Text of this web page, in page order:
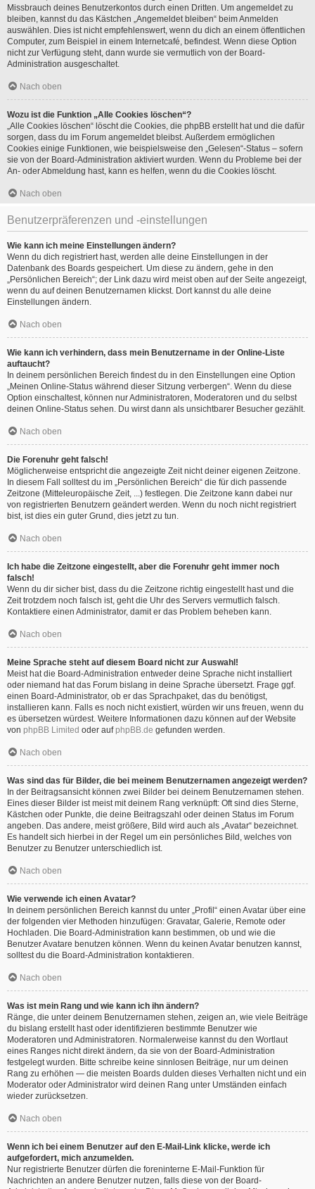
Missbrauch deines Benutzerkontos durch einen Dritten. Um angemeldet zu
bleiben, kannst du das Kästchen „Angemeldet bleiben“ beim Anmelden
auswählen. Dies ist nicht empfehlenswert, wenn du dich an einem öffentlichen
Computer, zum Beispiel in einem Internetcafé, befindest. Wenn diese Option
nicht zur Verfügung steht, dann wurde sie vermutlich von der Board-
Administration ausgeschaltet.
Nach oben
Wozu ist die Funktion „Alle Cookies löschen“?
„Alle Cookies löschen“ löscht die Cookies, die phpBB erstellt hat und die dafür
sorgen, dass du im Forum angemeldet bleibst. Außerdem ermöglichen
Cookies einige Funktionen, wie beispielsweise den „Gelesen“-Status – sofern
sie von der Board-Administration aktiviert wurden. Wenn du Probleme bei der
An- oder Abmeldung hast, kann es helfen, wenn du die Cookies löscht.
Nach oben
Benutzerpräferenzen und -einstellungen
Wie kann ich meine Einstellungen ändern?
Wenn du dich registriert hast, werden alle deine Einstellungen in der
Datenbank des Boards gespeichert. Um diese zu ändern, gehe in den
„Persönlichen Bereich“; der Link dazu wird meist oben auf der Seite angezeigt,
wenn du auf deinen Benutzernamen klickst. Dort kannst du alle deine
Einstellungen ändern.
Nach oben
Wie kann ich verhindern, dass mein Benutzername in der Online-Liste
auftaucht?
In deinem persönlichen Bereich findest du in den Einstellungen eine Option
„Meinen Online-Status während dieser Sitzung verbergen“. Wenn du diese
Option einschaltest, können nur Administratoren, Moderatoren und du selbst
deinen Online-Status sehen. Du wirst dann als unsichtbarer Besucher gezählt.
Nach oben
Die Forenuhr geht falsch!
Möglicherweise entspricht die angezeigte Zeit nicht deiner eigenen Zeitzone.
In diesem Fall solltest du im „Persönlichen Bereich“ die für dich passende
Zeitzone (Mitteleuropäische Zeit, ...) festlegen. Die Zeitzone kann dabei nur
von registrierten Benutzern geändert werden. Wenn du noch nicht registriert
bist, ist dies ein guter Grund, dies jetzt zu tun.
Nach oben
Ich habe die Zeitzone eingestellt, aber die Forenuhr geht immer noch
falsch!
Wenn du dir sicher bist, dass du die Zeitzone richtig eingestellt hast und die
Zeit trotzdem noch falsch ist, geht die Uhr des Servers vermutlich falsch.
Kontaktiere einen Administrator, damit er das Problem beheben kann.
Nach oben
Meine Sprache steht auf diesem Board nicht zur Auswahl!
Meist hat die Board-Administration entweder deine Sprache nicht installiert
oder niemand hat das Forum bislang in deine Sprache übersetzt. Frage ggf.
einen Board-Administrator, ob er das Sprachpaket, das du benötigst,
installieren kann. Falls es noch nicht existiert, würden wir uns freuen, wenn du
es übersetzen würdest. Weitere Informationen dazu können auf der Website
von phpBB Limited oder aufphpBB.de gefunden werden.
Nach oben
Was sind das für Bilder, die bei meinem Benutzernamen angezeigt werden?
In der Beitragsansicht können zwei Bilder bei deinem Benutzernamen stehen.
Eines dieser Bilder ist meist mit deinem Rang verknüpft: Oft sind dies Sterne,
Kästchen oder Punkte, die deine Beitragszahl oder deinen Status im Forum
angeben. Das andere, meist größere, Bild wird auch als „Avatar“ bezeichnet.
Es handelt sich hierbei in der Regel um ein persönliches Bild, welches von
Benutzer zu Benutzer unterschiedlich ist.
Nach oben
Wie verwende ich einen Avatar?
In deinem persönlichen Bereich kannst du unter „Profil“ einen Avatar über eine
der folgenden vier Methoden hinzufügen: Gravatar, Galerie, Remote oder
Hochladen. Die Board-Administration kann bestimmen, ob und wie die
Benutzer Avatare benutzen können. Wenn du keinen Avatar benutzen kannst,
solltest du die Board-Administration kontaktieren.
Nach oben
Was ist mein Rang und wie kann ich ihn ändern?
Ränge, die unter deinem Benutzernamen stehen, zeigen an, wie viele Beiträge
du bislang erstellt hast oder identifizieren bestimmte Benutzer wie
Moderatoren und Administratoren. Normalerweise kannst du den Wortlaut
eines Ranges nicht direkt ändern, da sie von der Board-Administration
festgelegt wurden. Bitte schreibe keine sinnlosen Beiträge, nur um deinen
Rang zu erhöhen — die meisten Boards dulden dieses Verhalten nicht und ein
Moderator oder Administrator wird deinen Rang unter Umständen einfach
wieder zurücksetzen.
Nach oben
Wenn ich bei einem Benutzer auf den E-Mail-Link klicke, werde ich
aufgefordert, mich anzumelden.
Nur registrierte Benutzer dürfen die foreninterne E-Mail-Funktion für
Nachrichten an andere Benutzer nutzen, falls diese von der Board-